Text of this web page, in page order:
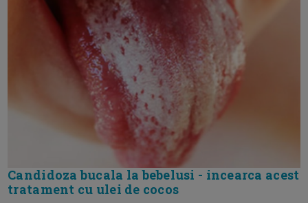
Candidoza bucala la bebelusi - incearca acest
tratament cu ulei de cocos